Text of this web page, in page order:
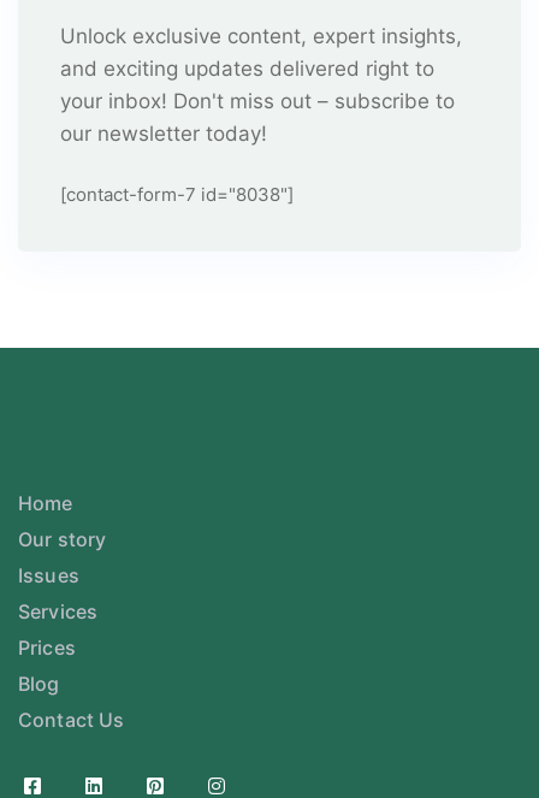
Unlock exclusive content, expert insights,
and exciting updates delivered right to
your inbox! Don't miss out – subscribe to
our newsletter today!
[contact-form-7 id="8038"]
Home
Our story
Issues
Services
Prices
Blog
Contact Us